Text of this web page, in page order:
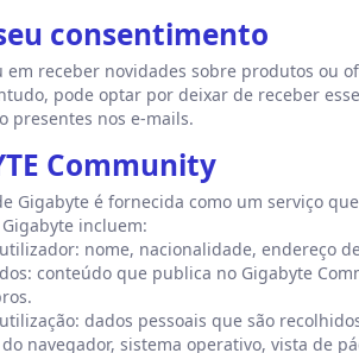
consentimento
em receber novidades sobre produtos ou
pode optar por deixar de receber
presentes nos e-mails.
Community
Gigabyte é fornecida como um serviço
incluem:
nome, nacionalidade, endereço
conteúdo que publica no Gigabyte
dados pessoais que são
navegador, sistema operativo, vista de